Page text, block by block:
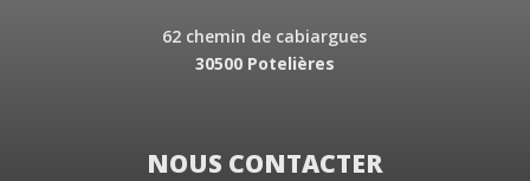
62 chemin de cabiargues
30500 Potelières
NOUS CONTACTER